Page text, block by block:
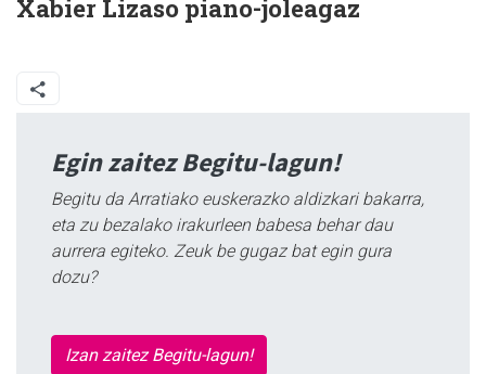
Xabier Lizaso piano-joleagaz
Egin zaitez Begitu-lagun!
Begitu da Arratiako euskerazko aldizkari bakarra,
eta zu bezalako irakurleen babesa behar dau
aurrera egiteko. Zeuk be gugaz bat egin gura
dozu?
Izan zaitez Begitu-lagun!